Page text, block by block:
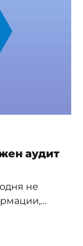
аудит
не
переход